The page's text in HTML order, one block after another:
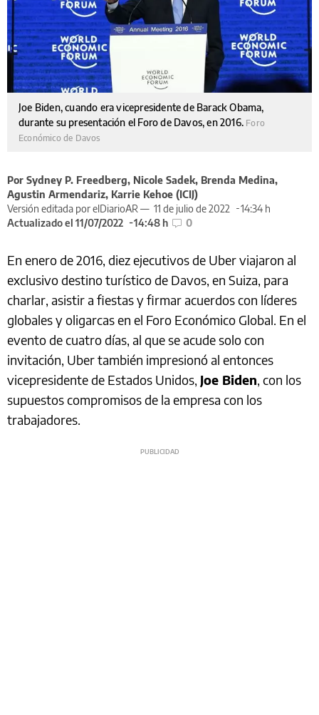
Joe Biden, cuando era vicepresidente de Barack Obama,
durante su presentación el Foro de Davos, en 2016. Foro
Económico de Davos
Por Sydney P. Freedberg, Nicole Sadek, Brenda Medina,
Agustin Armendariz, Karrie Kehoe (ICIJ)
Versión editada por elDiarioAR — 11 de julio de 2022
14:34 h
Actualizado el 11/07/2022
14:48 h 0
En enero de 2016, diez ejecutivos de Uber viajaron al
exclusivo destino turístico de Davos, en Suiza, para
charlar, asistir a fiestas y firmar acuerdos con líderes
globales y oligarcas en el Foro Económico Global. En el
evento de cuatro días, al que se acude solo con
invitación, Uber también impresionó al entonces
vicepresidente de Estados Unidos, Joe Biden, con los
supuestos compromisos de la empresa con los
trabajadores.